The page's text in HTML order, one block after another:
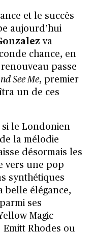
et le succès
aujourd’hui
va
chance, en
passe
See Me, premier
un de ces
si le Londonien
la mélodie
désormais les
vers une pop
synthétiques
belle élégance,
ses
Magic
Rhodes ou